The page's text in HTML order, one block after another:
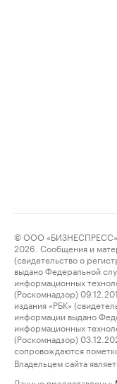
© ООО
2026. Сообщения и
(свидетельство о
выдано Федеральной
информационных
(Роскомнадзор)
издания «РБК»
информации выдано
информационных
(Роскомнадзор)
сопровождаются
Владельцем сайта